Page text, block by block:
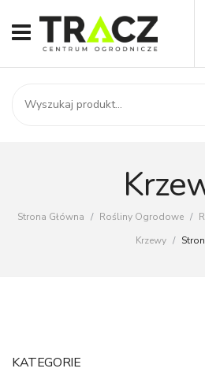
START
SKLEP
Kontakt
Brak produktów
Strona Główna / Rośliny Ogrodowe /
Krzewy /
KATEGORIE